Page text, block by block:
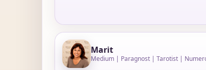
Marit
Medium | Paragnost | Tarotist |